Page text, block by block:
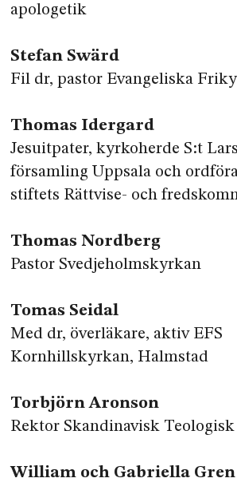
apologetik
Stefan Swärd
Fil dr, pastor Evangeliska
Thomas Idergard
Jesuitpater, kyrkoherde S:t
församling Uppsala och
stiftets Rättvise- och
Thomas Nordberg
Pastor Svedjeholmskyrkan
Tomas Seidal
Med dr, överläkare, aktiv EFS
Kornhillskyrkan, Halmstad
Torbjörn Aronson
Rektor Skandinavisk
William och Gabriella Gren